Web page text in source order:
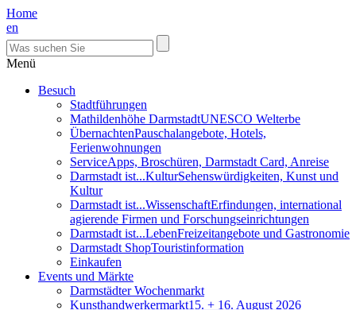
Home
en
Menü
Besuch
Stadtführungen
Mathildenhöhe DarmstadtUNESCO Welterbe
ÜbernachtenPauschalangebote, Hotels,
Ferienwohnungen
ServiceApps, Broschüren, Darmstadt Card, Anreise
Darmstadt ist...KulturSehenswürdigkeiten, Kunst und
Kultur
Darmstadt ist...WissenschaftErfindungen, international
agierende Firmen und Forschungseinrichtungen
Darmstadt ist...LebenFreizeitangebote und Gastronomie
Darmstadt ShopTouristinformation
Einkaufen
Events und Märkte
Darmstädter Wochenmarkt
Kunsthandwerkermarkt15. + 16. August 2026